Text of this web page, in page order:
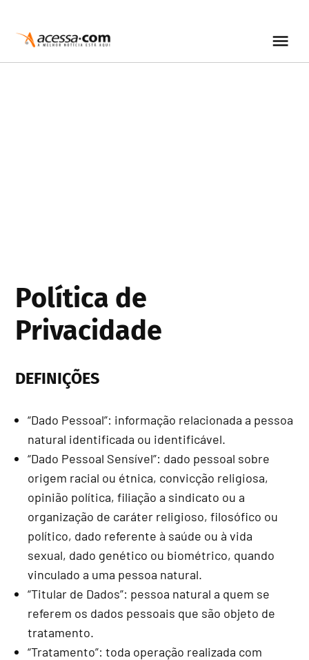
Política de
Privacidade
DEFINIÇÕES
“Dado Pessoal”: informação relacionada a pessoa
natural identificada ou identificável.
“Dado Pessoal Sensível”: dado pessoal sobre
origem racial ou étnica, convicção religiosa,
opinião política, filiação a sindicato ou a
organização de caráter religioso, filosófico ou
político, dado referente à saúde ou à vida
sexual, dado genético ou biométrico, quando
vinculado a uma pessoa natural.
“Titular de Dados”: pessoa natural a quem se
referem os dados pessoais que são objeto de
tratamento.
“Tratamento”: toda operação realizada com